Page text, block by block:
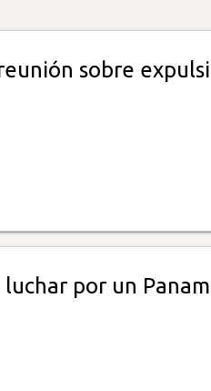
sobre
por un